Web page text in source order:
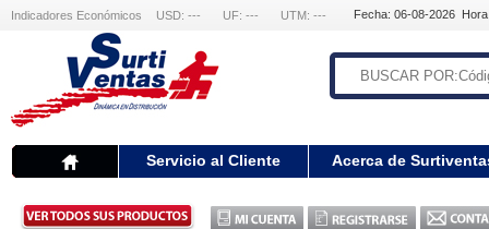
Indicadores Económicos USD: --- UF: --- UTM: --- Fecha: 06-08-2026
Servicio al Cliente Acerca de